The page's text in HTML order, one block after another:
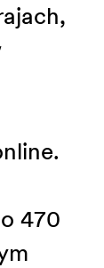
470